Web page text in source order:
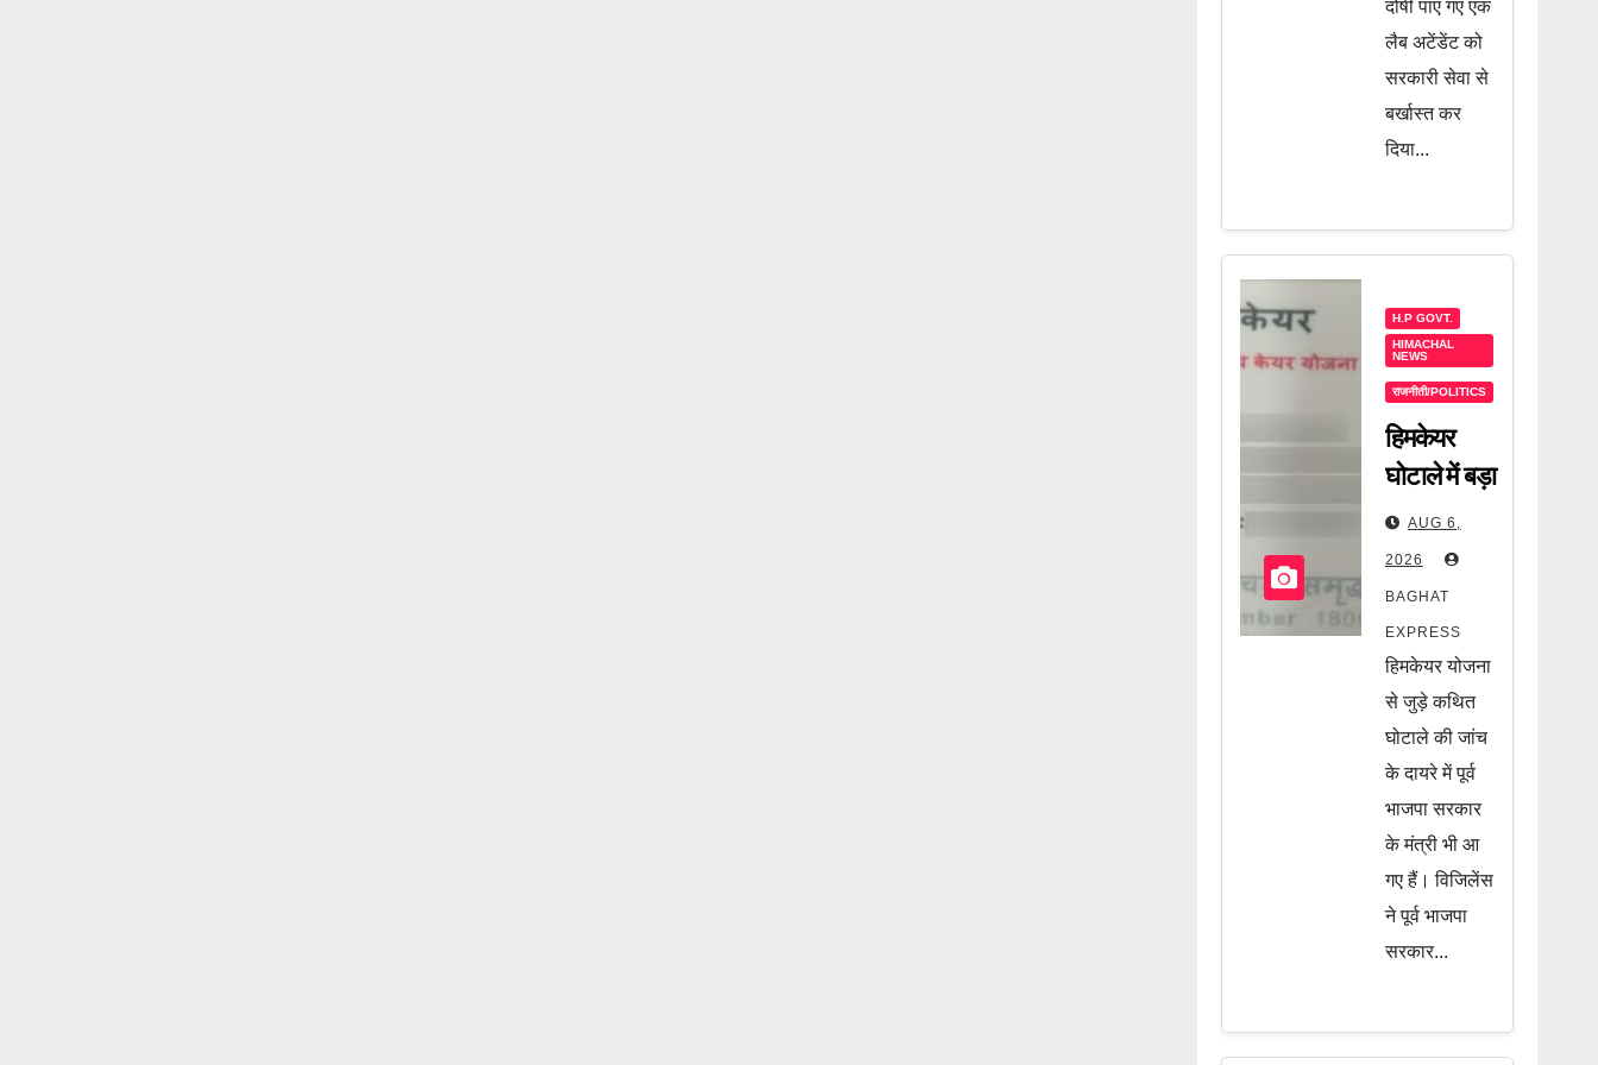
दोषी पाए गए एक
लैब अटेंडेंट को
सरकारी सेवा से
बर्खास्त कर
दिया...
H.P GOVT.
HIMACHAL
NEWS
राजनीती/POLITICS
हिमकेयर
घोटाले में बड़ा
खुलासा! अब
पूर्व भाजपा
सरकार के दो
मंत्री भी जांच
के घेरे में, जानें
पूरी खबर
AUG 6,
2026
BAGHAT
EXPRESS
हिमकेयर योजना
से जुड़े कथित
घोटाले की जांच
के दायरे में पूर्व
भाजपा सरकार
के मंत्री भी आ
गए हैं। विजिलेंस
ने पूर्व भाजपा
सरकार...